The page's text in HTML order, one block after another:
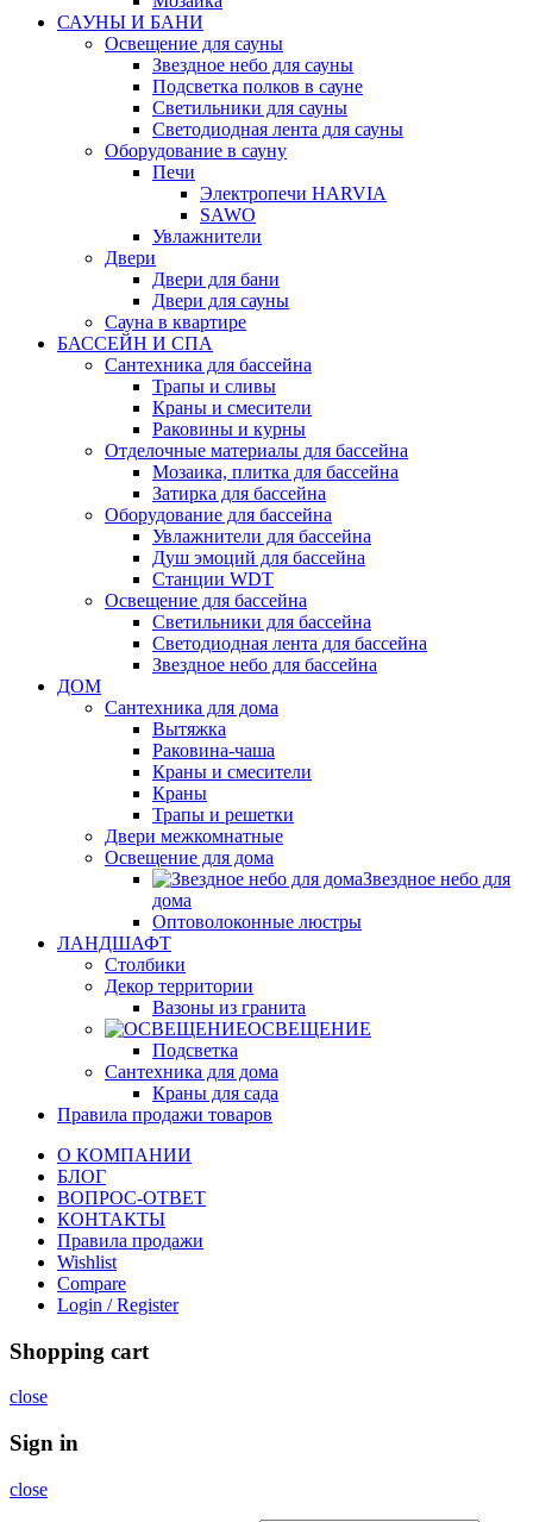
САУНЫ И БАНИ
Освещение для сауны
Звездное небо для сауны
Подсветка полков в сауне
Светильники для сауны
Светодиодная лента для сауны
Оборудование в сауну
Печи
Электропечи HARVIA
SAWO
Увлажнители
Двери
Двери для бани
Двери для сауны
Сауна в квартире
БАССЕЙН И СПА
Сантехника для бассейна
Трапы и сливы
Краны и смесители
Раковины и курны
Отделочные материалы для бассейна
Мозаика, плитка для бассейна
Затирка для бассейна
Оборудование для бассейна
Увлажнители для бассейна
Душ эмоций для бассейна
Станции WDT
Освещение для бассейна
Светильники для бассейна
Светодиодная лента для бассейна
Звездное небо для бассейна
ДОМ
Сантехника для дома
Вытяжка
Раковина-чаша
Краны и смесители
Краны
Трапы и решетки
Двери межкомнатные
Освещение для дома
Звездное небо для
дома
Оптоволоконные люстры
ЛАНДШАФТ
Столбики
Декор территории
Вазоны из гранита
ОСВЕЩЕНИЕ
Подсветка
Сантехника для дома
Краны для сада
Правила продажи товаров
О КОМПАНИИ
БЛОГ
ВОПРОС-ОТВЕТ
КОНТАКТЫ
Правила продажи
Wishlist
Compare
Login / Register
Shopping cart
close
Sign in
close